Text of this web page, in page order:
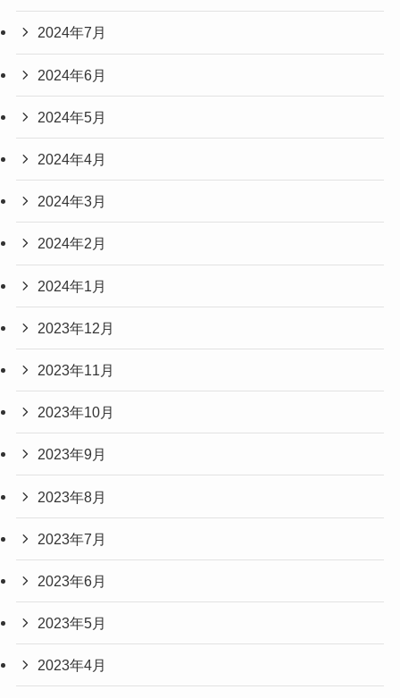
2024年7月
2024年6月
2024年5月
2024年4月
2024年3月
2024年2月
2024年1月
2023年12月
2023年11月
2023年10月
2023年9月
2023年8月
2023年7月
2023年6月
2023年5月
2023年4月